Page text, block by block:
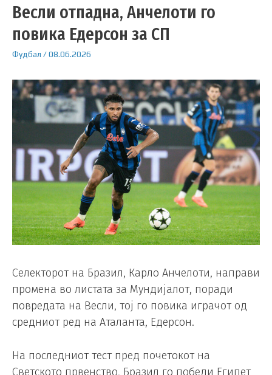
Весли отпадна, Анчелоти го
повика Едерсон за СП
Фудбал /08.06.2026
Селекторот на Бразил, Карло Анчелоти, направи
промена во листата за Мундијалот, поради
повредата на Весли, тој го повика играчот од
средниот ред на Аталанта, Едерсон.
На последниот тест пред почетокот на
Светското првенство, Бразил го победи Египет